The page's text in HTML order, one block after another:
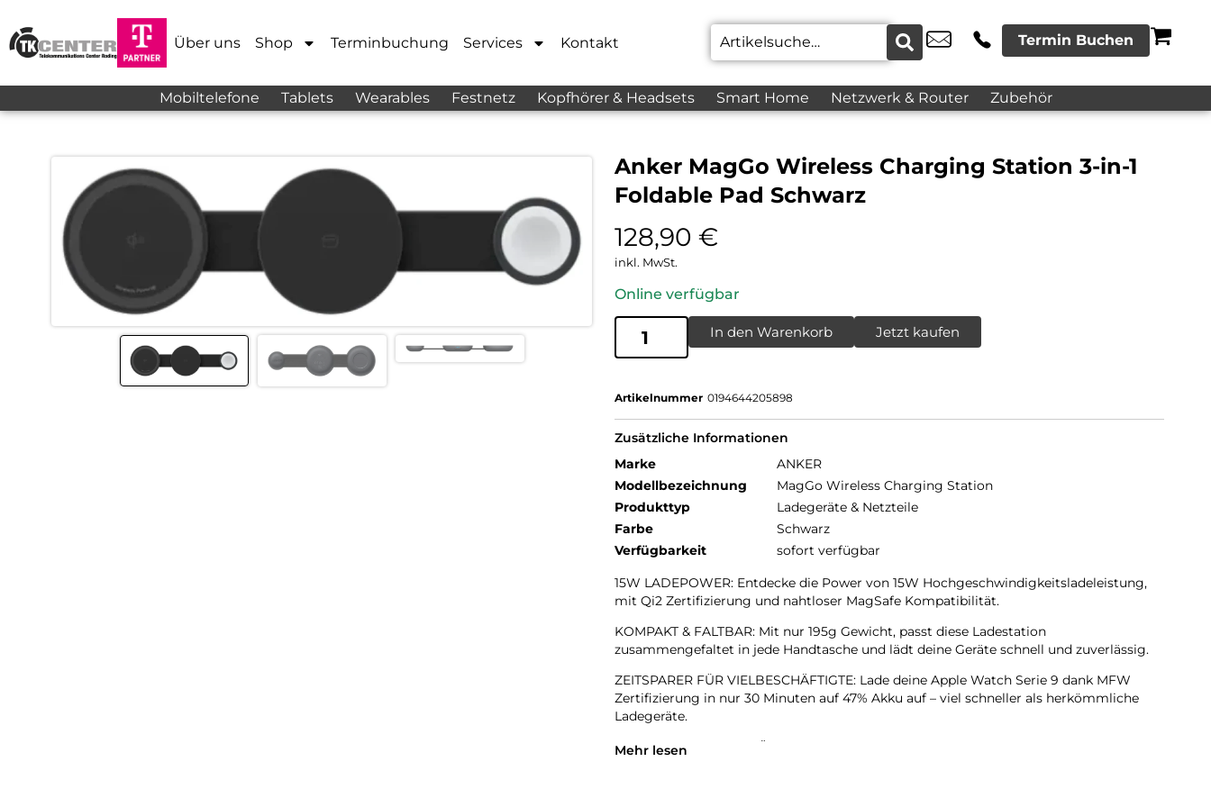
Über uns Shop Terminbuchung Services Kontakt Termin Buchen
Mobiltelefone Tablets Wearables Festnetz Kopfhörer & Headsets Smart Home Netzwerk & Router Zubehör
Anker MagGo Wireless Charging Station 3-in-1
Foldable Pad Schwarz
128,90 €
inkl. MwSt.
Online verfügbar
In den Warenkorb Jetzt kaufen
Artikelnummer 0194644205898
Zusätzliche Informationen
Marke
ANKER
Modellbezeichnung
MagGo Wireless Charging Station
Produkttyp
Ladegeräte & Netzteile
Farbe
Schwarz
Verfügbarkeit
sofort verfügbar
15W LADEPOWER: Entdecke die Power von 15W Hochgeschwindigkeitsladeleistung,
mit Qi2 Zertifizierung und nahtloser MagSafe Kompatibilität.
KOMPAKT & FALTBAR: Mit nur 195g Gewicht, passt diese Ladestation
zusammengefaltet in jede Handtasche und lädt deine Geräte schnell und zuverlässig.
ZEITSPARER FÜR VIELBESCHÄFTIGTE: Lade deine Apple Watch Serie 9 dank MFW
Zertifizierung in nur 30 Minuten auf 47% Akku auf – viel schneller als herkömmliche
Ladegeräte.
3-in-1 APPLE LADEGERÄT: Lade iPhone, AirPods und Apple Watch gleichzeitig, und
Mehr lesen